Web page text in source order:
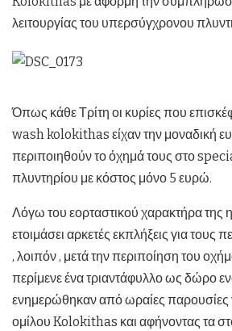
λειτουργίας του υπερσύγχρονου
Όπως κάθε Τρίτη οι κυρίες που
wash kolokithas είχαν την μοναδική
περιποιηθούν το όχημά τους στο
πλυντηρίου με κόστος μόνο 5 ευρώ.
Λόγω του εορταστικού χαρακτήρα της
ετοιμάσει αρκετές εκπλήξεις για τους
, λοιπόν , μετά την περιποίηση του
περίμενε ένα τριαντάφυλλο ως δώρο
ενημερώθηκαν από ωραίες παρουσίες
ομίλου Kolokithas και αφήνοντας τα